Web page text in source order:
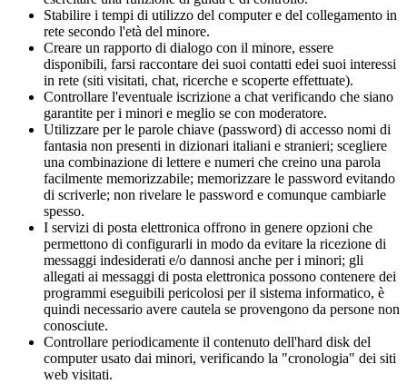
Stabilire i tempi di utilizzo del computer e del collegamento in
rete secondo l'età del minore.
Creare un rapporto di dialogo con il minore, essere
disponibili, farsi raccontare dei suoi contatti edei suoi interessi
in rete (siti visitati, chat, ricerche e scoperte effettuate).
Controllare l'eventuale iscrizione a chat verificando che siano
garantite per i minori e meglio se con moderatore.
Utilizzare per le parole chiave (password) di accesso nomi di
fantasia non presenti in dizionari italiani e stranieri; scegliere
una combinazione di lettere e numeri che creino una parola
facilmente memorizzabile; memorizzare le password evitando
di scriverle; non rivelare le password e comunque cambiarle
spesso.
I servizi di posta elettronica offrono in genere opzioni che
permettono di configurarli in modo da evitare la ricezione di
messaggi indesiderati e/o dannosi anche per i minori; gli
allegati ai messaggi di posta elettronica possono contenere dei
programmi eseguibili pericolosi per il sistema informatico, è
quindi necessario avere cautela se provengono da persone non
conosciute.
Controllare periodicamente il contenuto dell'hard disk del
computer usato dai minori, verificando la "cronologia" dei siti
web visitati.